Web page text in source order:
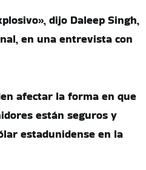
dijo Daleep Singh,
en una entrevista con
afectar la forma en que
están seguros y
estadunidense en la